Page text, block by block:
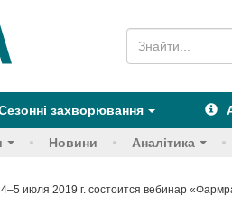
захворювання
Новини Аналітика
4–5 июля 2019 г. состоится вебинар